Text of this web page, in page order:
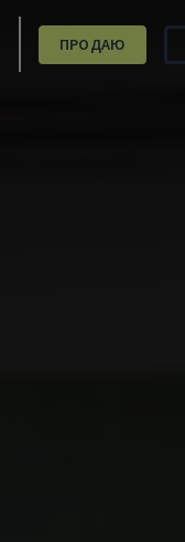
ПРОДАЮ